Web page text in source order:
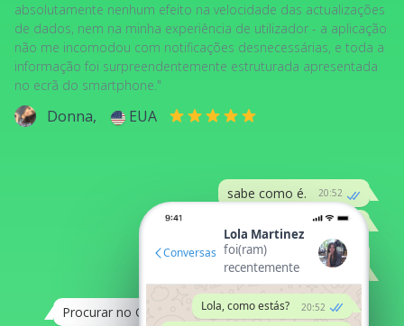
absolutamente nenhum efeito na velocidade das actualizações
de dados, nem na minha experiência de utilizador - a aplicação
não me incomodou com notificações desnecessárias, e toda a
informação foi surpreendentemente estruturada apresentada
no ecrã do smartphone."
Donna, EUA
20:52
sabe como é.
20:52
editado em 20:53
pode ser
?
21:04
Procurar no Google
Conversas
Lola Martinez
foi(ram)
recentemente
20:52
Lola, como estás?